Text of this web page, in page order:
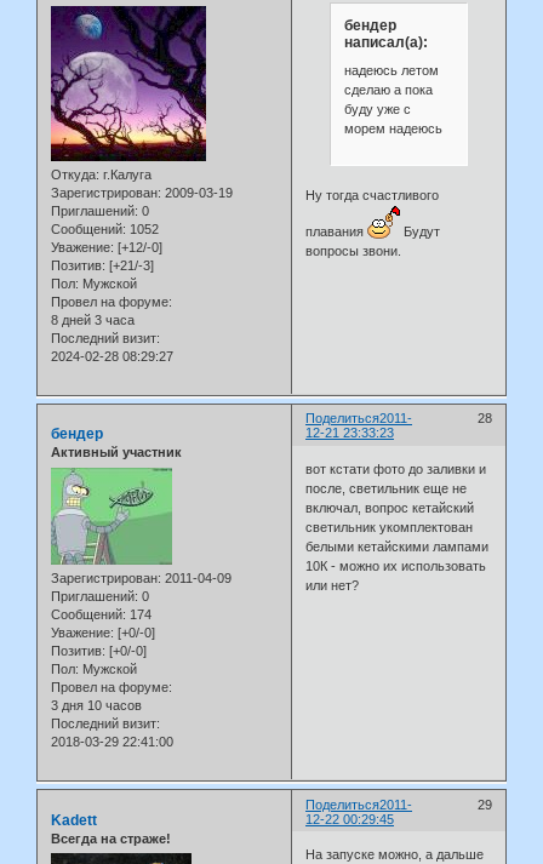
Откуда: г.Калуга
Зарегистрирован: 2009-03-19
Приглашений: 0
Сообщений: 1052
Уважение: [+12/-0]
Позитив: [+21/-3]
Пол: Мужской
Провел на форуме:
8 дней 3 часа
Последний визит:
2024-02-28 08:29:27
бендер
написал(а):
надеюсь летом
сделаю а пока
буду уже с
морем надеюсь
Ну тогда счастливого
плавания
Будут
вопросы звони.
Поделиться 28
2011-
12-21 23:33:23
бендер
Активный участник
Зарегистрирован: 2011-04-09
Приглашений: 0
Сообщений: 174
Уважение: [+0/-0]
Позитив: [+0/-0]
Пол: Мужской
Провел на форуме:
3 дня 10 часов
Последний визит:
2018-03-29 22:41:00
вот кстати фото до заливки и
после, светильник еще не
включал, вопрос кетайский
светильник укомплектован
белыми кетайскими лампами
10К - можно их использовать
или нет?
Поделиться 29
2011-
12-22 00:29:45
Kadett
Всегда на страже!
На запуске можно, а дальше